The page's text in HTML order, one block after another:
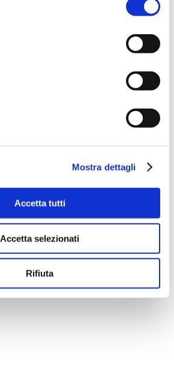
Mostra dettagli
Accetta tutti
Accetta selezionati
Rifiuta